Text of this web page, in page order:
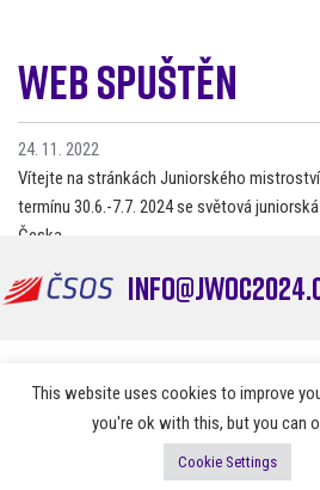
Web spuštěn
24. 11. 2022
Vítejte na stránkách Juniorského mistroství
termínu 30.6.-7.7. 2024 se světová
Česka.
This website uses cookies to improve
you're ok with this, but you can
Cookie Settings